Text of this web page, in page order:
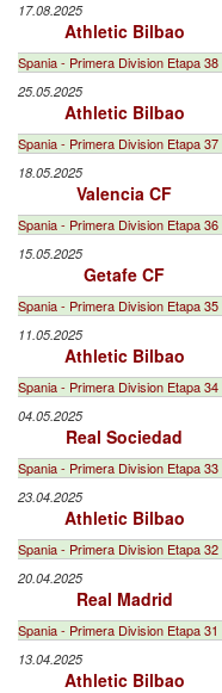
17.08.2025
Athletic Bilbao
Spania - Primera Division Etapa 38
25.05.2025
Athletic Bilbao
Spania - Primera Division Etapa 37
18.05.2025
Valencia CF
Spania - Primera Division Etapa 36
15.05.2025
Getafe CF
Spania - Primera Division Etapa 35
11.05.2025
Athletic Bilbao
Spania - Primera Division Etapa 34
04.05.2025
Real Sociedad
Spania - Primera Division Etapa 33
23.04.2025
Athletic Bilbao
Spania - Primera Division Etapa 32
20.04.2025
Real Madrid
Spania - Primera Division Etapa 31
13.04.2025
Athletic Bilbao